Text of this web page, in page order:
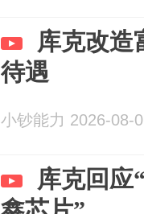
库克改造
待遇
小钞能力 2026-08-
库克回应